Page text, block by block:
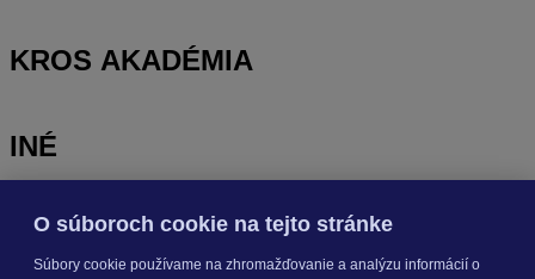
KROS AKADÉMIA
INÉ
OdoberajteNOVINKY
O súboroch cookie na tejto stránke
Súbory cookie používame na zhromažďovanie a analýzu informácií o